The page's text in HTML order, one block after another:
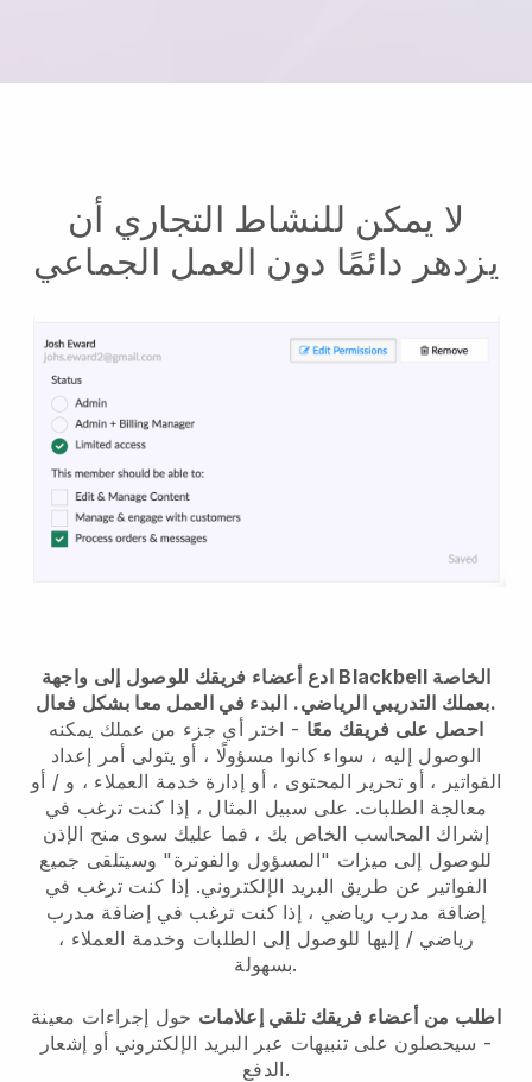
لا يمكن للنشاط التجاري أن
يزدهر دائمًا دون العمل الجماعي
ادع أعضاء فريقك للوصول إلى واجهة Blackbell الخاصة
بعملك التدريبي الرياضي.البدء في العمل معا بشكل فعال.
احصل على فريقك معًا - اختر أي جزء من عملك يمكنه
الوصول إليه ، سواء كانوا مسؤولًا ، أو يتولى أمر إعداد
الفواتير ، أو تحرير المحتوى ، أو إدارة خدمة العملاء ، و / أو
معالجة الطلبات. على سبيل المثال ، إذا كنت ترغب في
إشراك المحاسب الخاص بك ، فما عليك سوى منح الإذن
للوصول إلى ميزات "المسؤول والفوترة" وسيتلقى جميع
الفواتير عن طريق البريد الإلكتروني. إذا كنت ترغب في
إضافة مدرب رياضي ، إذا كنت ترغب في إضافة مدرب
رياضي / إليها للوصول إلى الطلبات وخدمة العملاء ،
بسهولة.
اطلب من أعضاء فريقك تلقي إعلامات حول إجراءات معينة
- سيحصلون على تنبيهات عبر البريد الإلكتروني أو إشعار
الدفع.